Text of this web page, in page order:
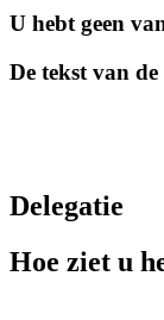
U hebt geen
De tekst van
Delegatie
Hoe ziet u